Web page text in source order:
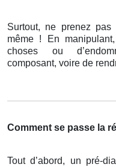
Surtout, ne prenez
même ! En
choses ou
composant, voire de
Comment se passe la
Tout d’abord, un pré-